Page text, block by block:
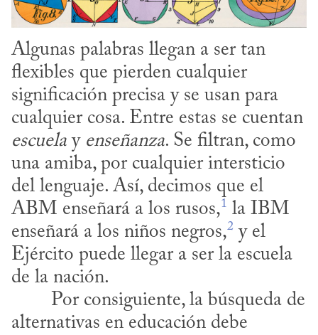
Algunas palabras llegan a ser tan
flexibles que pierden cualquier
significación precisa y se usan para
escuela y enseñanza. Se filtran, como
una amiba, por cualquier intersticio
del lenguaje. Así, decimos que el
ABM enseñará a los rusos,1 la IBM
enseñará a los niños negros,2 y el
Ejército puede llegar a ser la escuela
de la nación.
alternativas en educación debe